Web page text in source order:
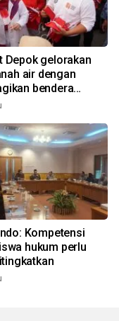
Depok gelorakan
air dengan
bendera
Kompetensi
hukum perlu